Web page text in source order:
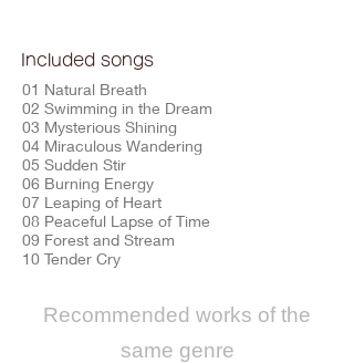
Included songs
01 Natural Breath
02 Swimming in the Dream
03 Mysterious Shining
04 Miraculous Wandering
05 Sudden Stir
06 Burning Energy
07 Leaping of Heart
08 Peaceful Lapse of Time
09 Forest and Stream
10 Tender Cry
​Recommended works of the
same genre